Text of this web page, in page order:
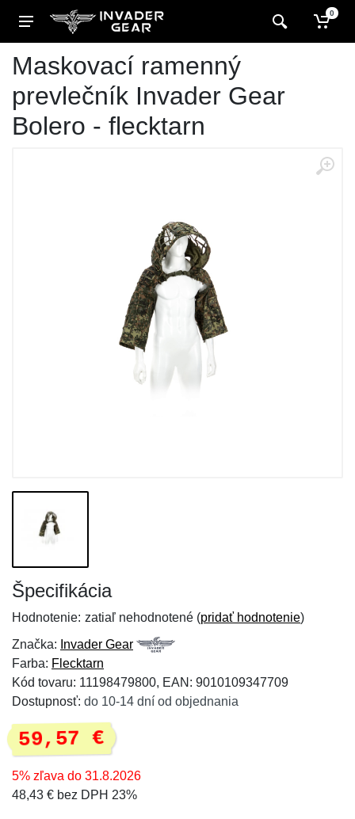
0
Maskovací ramenný
prevlečník Invader Gear
Bolero - flecktarn
Špecifikácia
Hodnotenie: zatiaľ nehodnotené (pridať hodnotenie)
Značka: Invader Gear
Farba: Flecktarn
Kód tovaru: 11198479800, EAN: 9010109347709
Dostupnosť: do 10-14 dní od objednania
59,57 €
5% zľava do 31.8.2026
48,43 € bez DPH 23%